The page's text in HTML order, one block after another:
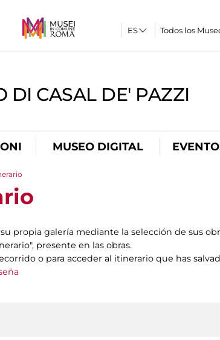
Todos los
DI CASAL DE' PAZZI
MUSEO DIGITAL
propia galería mediante la selección de sus
presente en las obras.
o para acceder al itinerario que has